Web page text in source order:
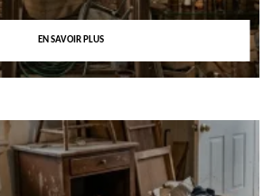
EN SAVOIR PLUS